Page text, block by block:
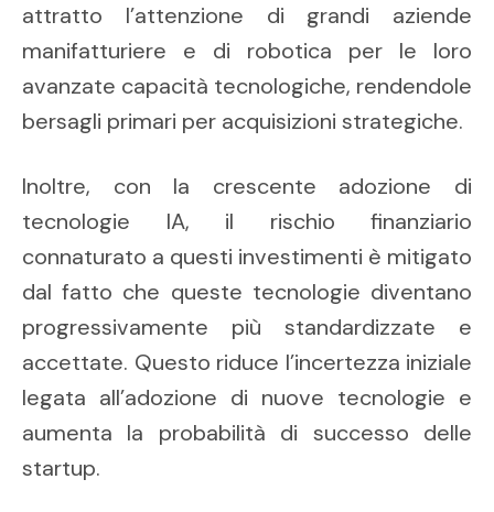
attratto l’attenzione di grandi aziende
manifatturiere e di robotica per le loro
avanzate capacità tecnologiche, rendendole
bersagli primari per acquisizioni strategiche.
Inoltre, con la crescente adozione di
tecnologie IA, il rischio finanziario
connaturato a questi investimenti è mitigato
dal fatto che queste tecnologie diventano
progressivamente più standardizzate e
accettate. Questo riduce l’incertezza iniziale
legata all’adozione di nuove tecnologie e
aumenta la probabilità di successo delle
startup.